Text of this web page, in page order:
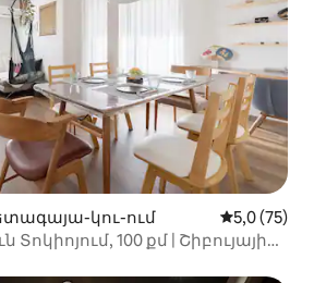
կու-ում Միջին
5,0 (75)
100 քմ | Շիբույայի